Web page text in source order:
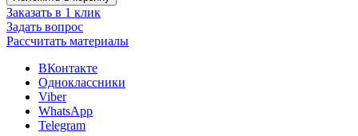
Заказать в 1 клик
Задать вопрос
Рассчитать материалы
ВКонтакте
Одноклассники
Viber
WhatsApp
Telegram